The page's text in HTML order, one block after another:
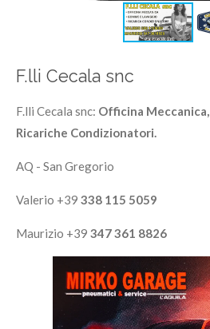
F.lli Cecala snc
F.lli Cecala snc: Officina Meccanica,
Ricariche Condizionatori.
AQ - San Gregorio
Valerio +39 338 115 5059
Maurizio +39 347 361 8826